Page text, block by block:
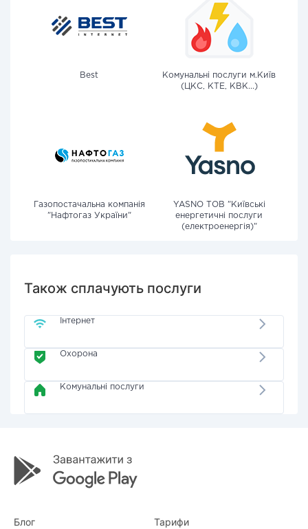
Best
Комунальні послуги м.Київ
(ЦКС, КТЕ, КВК...)
Газопостачальна компанія
"Нафтогаз України"
YASNO ТОВ "Київські
енергетичні послуги
(електроенергія)"
Також сплачують послуги
Інтернет
Охорона
Комунальні послуги
Блог Тарифи